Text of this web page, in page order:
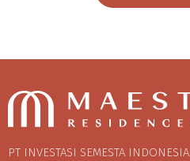
PT INVESTASI SEMESTA